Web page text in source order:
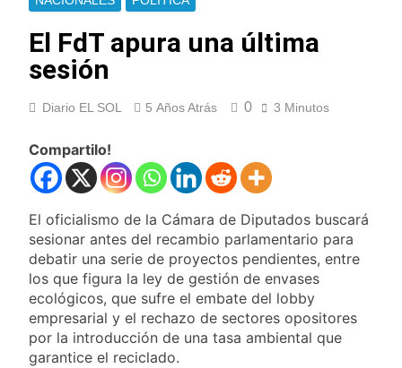
imputado
formalmente por
10 Horas Atrás
plan de lucha con
11 Horas Atrás
primer nivel en la sede
de Quilmes
1 Día Atrás
La Diócesis de
visita del Papa León
XIV a la Argentina
1 Día Atrás
Figuras de la cultura
se sumaron a la
marcha frente al
Congreso contra la
Ley de Propiedad
Privada
1 Día Atrás
Nueva jornada
negativa para los
activos argentinos:
1 Día Atrás
El FdT apura una última
sesión
Diario EL SOL 5 Años Atrás 0 3 Minutos
Compartilo!
El oficialismo de la Cámara de Diputados buscará
sesionar antes del recambio parlamentario para
debatir una serie de proyectos pendientes, entre
los que figura la ley de gestión de envases
ecológicos, que sufre el embate del lobby
empresarial y el rechazo de sectores opositores
por la introducción de una tasa ambiental que
garantice el reciclado.